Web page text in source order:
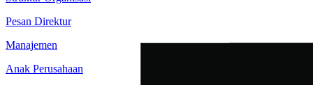
Pesan Direktur
Manajemen
Anak Perusahaan